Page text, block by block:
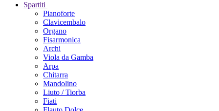
Spartiti
Pianoforte
Clavicembalo
Organo
Fisarmonica
Archi
Viola da Gamba
Arpa
Chitarra
Mandolino
Liuto / Tiorba
Fiati